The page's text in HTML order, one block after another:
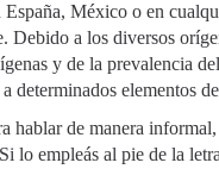
México o en
Debido a los diversos
y de la prevalencia
determinados elementos
de manera
lo empleás al pie de la